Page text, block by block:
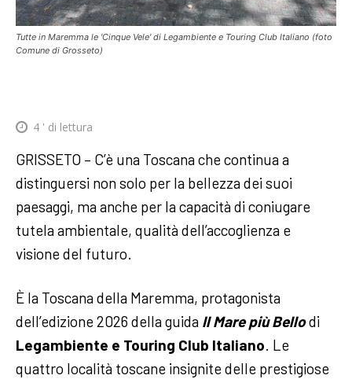
Tutte in Maremma le 'Cinque Vele' di Legambiente e Touring Club Italiano (foto
Comune di Grosseto)
4 ' di lettura
GRISSETO – C’è una Toscana che continua a
distinguersi non solo per la bellezza dei suoi
paesaggi, ma anche per la capacità di coniugare
tutela ambientale, qualità dell’accoglienza e
visione del futuro.
È la Toscana della Maremma, protagonista
dell’edizione 2026 della guida Il Mare più Bellodi
Legambiente e Touring Club Italiano. Le
quattro località toscane insignite delle prestigiose